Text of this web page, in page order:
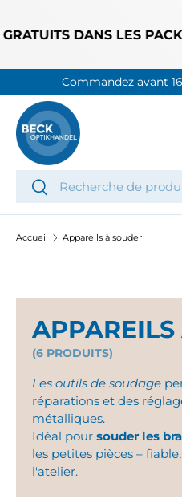
ALLER AU CONTENU
DANS LES
Commandez avant
Recherche
Rechercher
Accueil Appareils à souder
APPAREILS
(6 PRODUITS)
Les outils de soudage
réparations et des
métalliques.
Idéal pour souder les
les petites pièces –
l'atelier.